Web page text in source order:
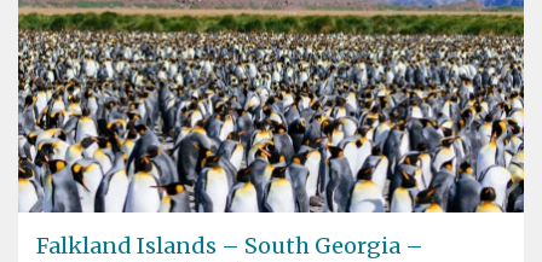
Falkland Islands – South Georgia –